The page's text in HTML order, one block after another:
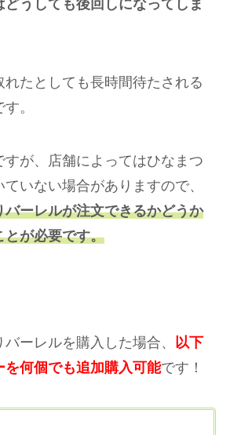
うしても後回しになってしま
れたとしても長時間待たされる
。
すが、店舗によってはひなまつ
いない場合がありますので、
バーレルが注文できるかどうか
とが必要です。
ーレルを購入した場合、
以下
を何個でも追加購入可能です！